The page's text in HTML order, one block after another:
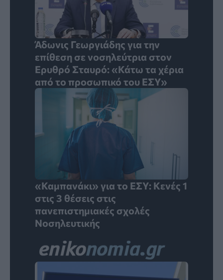
Άδωνις Γεωργιάδης για την
επίθεση σε νοσηλεύτρια στον
Ερυθρό Σταυρό: «Κάτω τα χέρια
από το προσωπικό του ΕΣΥ»
«Καμπανάκι» για το ΕΣΥ: Κενές 1
στις 3 θέσεις στις
πανεπιστημιακές σχολές
Νοσηλευτικής